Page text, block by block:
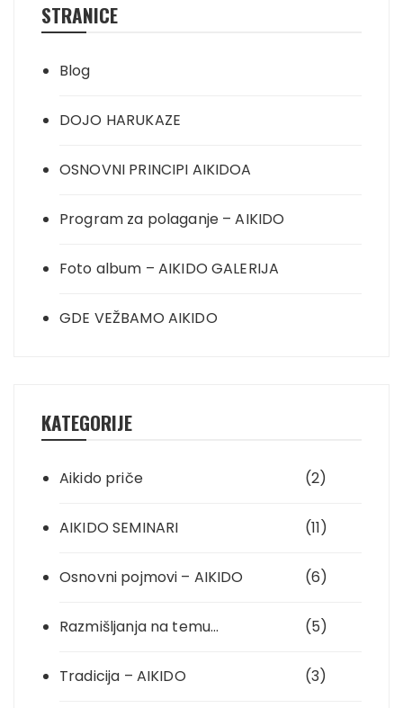
STRANICE
Blog
DOJO HARUKAZE
OSNOVNI PRINCIPI AIKIDOA
Program za polaganje – AIKIDO
Foto album – AIKIDO GALERIJA
GDE VEŽBAMO AIKIDO
KATEGORIJE
Aikido priče (2)
AIKIDO SEMINARI (11)
Osnovni pojmovi – AIKIDO (6)
Razmišljanja na temu… (5)
Tradicija – AIKIDO (3)